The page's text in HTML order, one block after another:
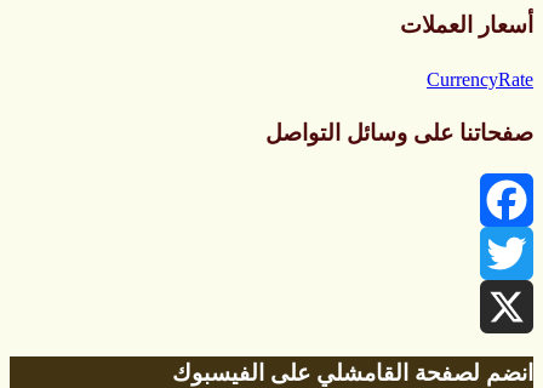
أسعار العملات
CurrencyRate
صفحاتنا على وسائل التواصل
Facebook
Twitter
X
انضم لصفحة القامشلي على الفيسبوك